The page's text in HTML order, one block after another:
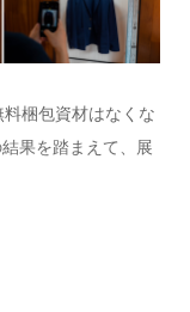
梱包資材はなくな
果を踏まえて、展